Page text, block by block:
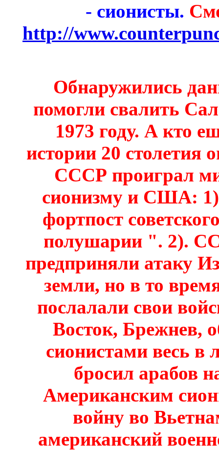
- сионисты.
http://
Обнаружились
помогли свалить
1973 году. А кто
истории 20 столетия
СССР проиграл
сионизму и США:
фортпост
полушарии ". 2).
предприняли атаку
земли, но в то
послалали свои
Восток, Брежнев,
сионистами весь в
бросил арабов
Американским
войну во
американский